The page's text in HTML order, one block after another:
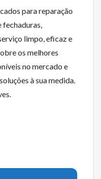
para reparação
fechaduras,
limpo, eficaz e
os melhores
no mercado e
à sua medida.